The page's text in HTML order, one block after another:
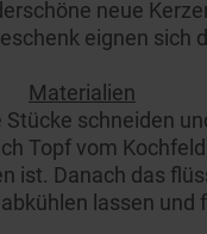
neue
eignen
Materialien
schneiden
Topf vom
ist. Danach das
lassen und
zu den
von
Marketing-Cookies).
die Schaltfläche "Alle
klicken,